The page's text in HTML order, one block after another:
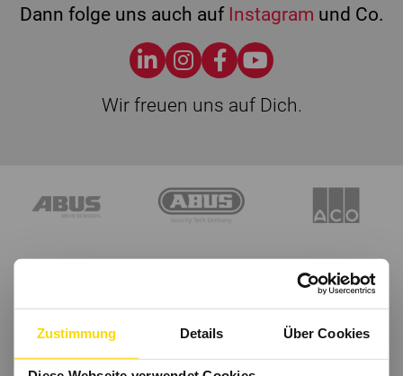
Zustimmung Details Über Cookies
Dann folge uns auch auf Instagram und Co.
Wir freuen uns auf Dich.